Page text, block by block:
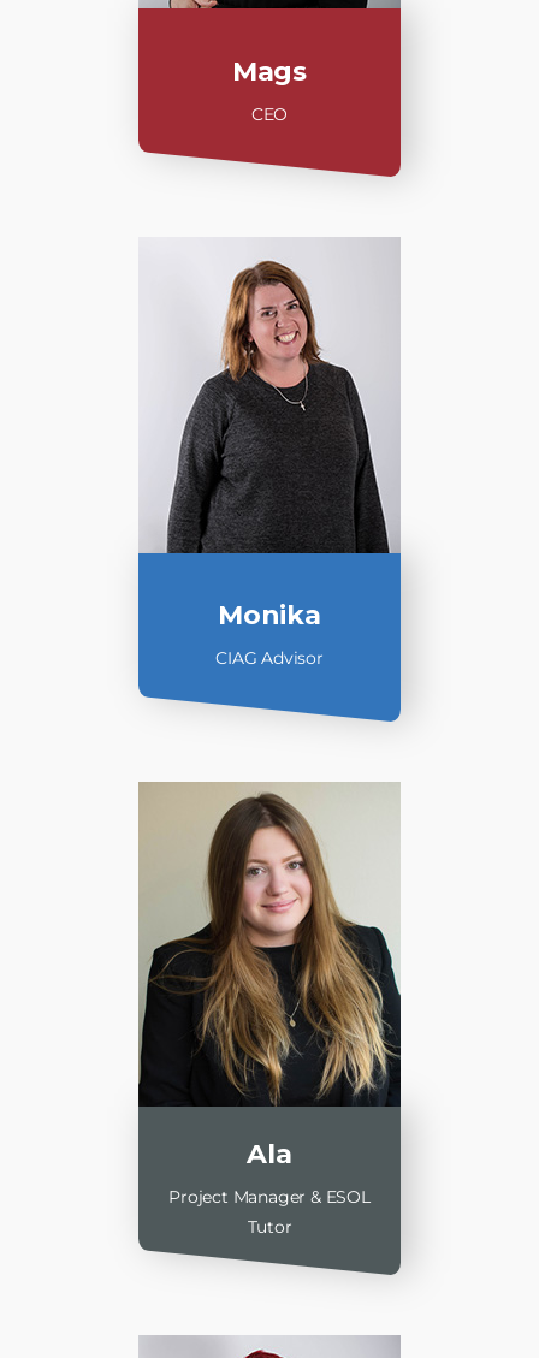
Mags
CEO
Monika
CIAG Advisor
Ala
Project Manager & ESOL
Tutor